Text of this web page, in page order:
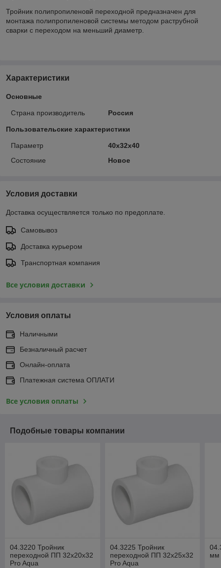
Тройник полипропиленовй переходной предназначен для
монтажа полипропиленовой системы методом раструбной
сварки с переходом на меньший диаметр.
Характеристики
Основные
Страна производитель Россия
Пользовательские характеристики
Параметр
40х32х40
Состояние
Новое
Условия доставки
Доставка осуществляется только по предоплате.
Самовывоз
Доставка курьером
Транспортная компания
Все условия доставки
Условия оплаты
Наличными
Безналичный расчет
Онлайн-оплата
Платежная система ОПЛАТИ
Все условия оплаты
Подобные товары компании
04.3220 Тройник
переходной ПП 32х20х32
Pro Aqua
04.3225 Тройник
переходной ПП 32х25х32
Pro Aqua
мм